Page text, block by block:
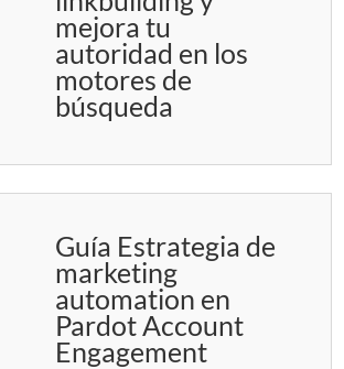
mejora tu
autoridad en los
motores de
búsqueda
Guía Estrategia de
marketing
automation en
Pardot Account
Engagement